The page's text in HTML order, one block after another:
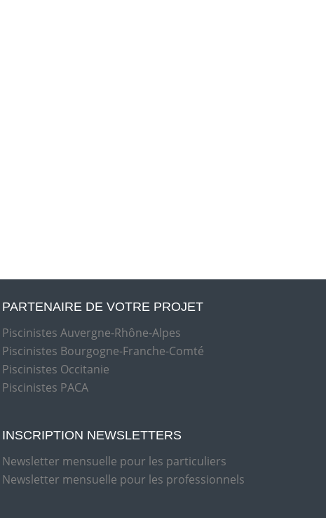
PARTENAIRE DE VOTRE PROJET
Piscinistes Auvergne-Rhône-Alpes
Piscinistes Bourgogne-Franche-Comté
Piscinistes Occitanie
Piscinistes PACA
INSCRIPTION NEWSLETTERS
Newsletter mensuelle pour les particuliers
Newsletter mensuelle pour les professionnels